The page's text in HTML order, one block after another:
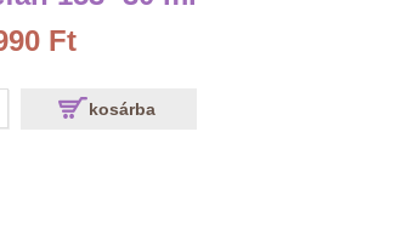
Ft
kosárba